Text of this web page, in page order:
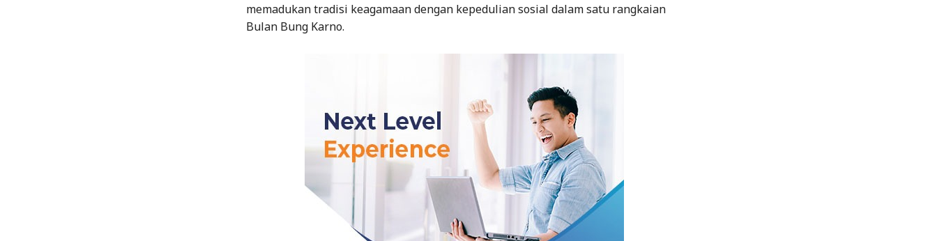
memadukan tradisi keagamaan dengan kepedulian sosial dalam satu rangkaian
Bulan Bung Karno.